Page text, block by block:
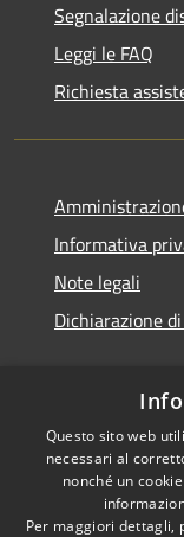
Segnalazione
Leggi le FAQ
Richiesta
Informativa
Note legali
Dichiarazione
RSS
Questo sito web
necessari al
nonché un
Per maggiori dettagli,